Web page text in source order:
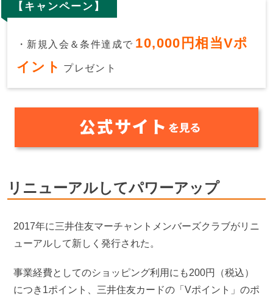
【キャンペーン】
・新規入会＆条件達成で 10,000円相当Vポ
イント
プレゼント
リニューアルしてパワーアップ
2017年に三井住友マーチャントメンバーズクラブがリニ
ューアルして新しく発行された。
事業経費としてのショッピング利用にも200円（税込）
につき1ポイント、三井住友カードの「Vポイント」のポ